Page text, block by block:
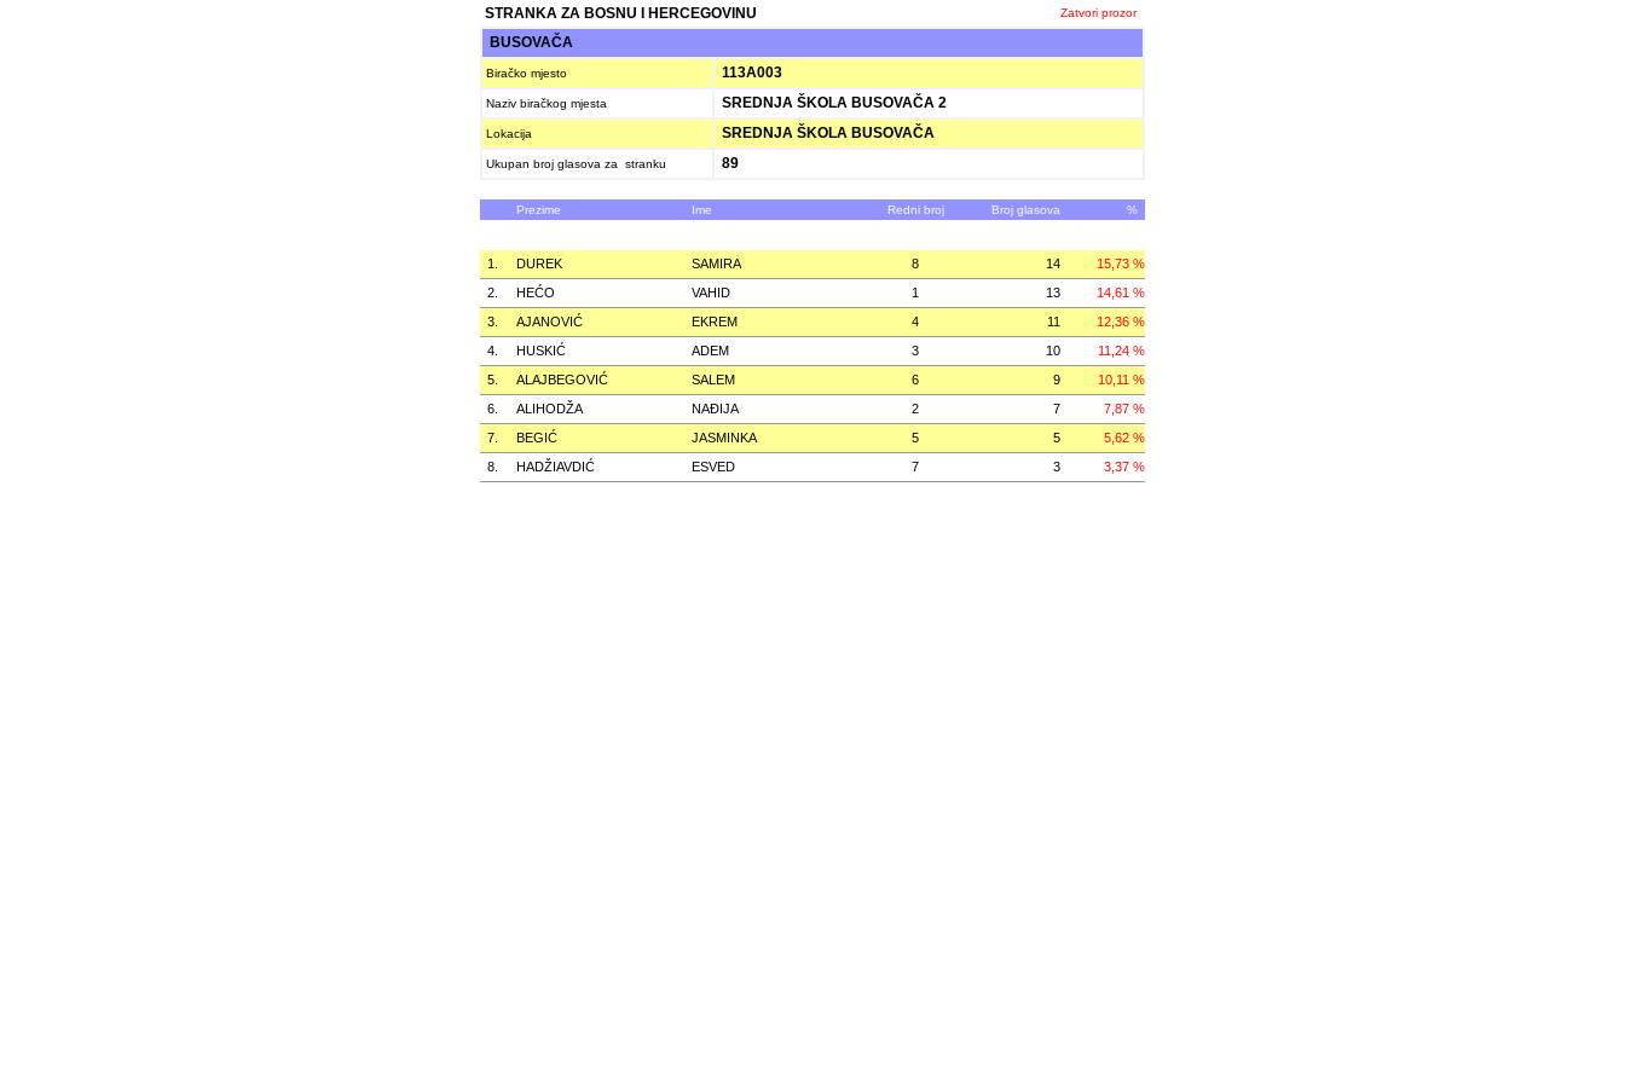
STRANKA ZA BOSNU I HERCEGOVINU Zatvori prozor
BUSOVAČA
Biračko mjesto 113A003
Naziv biračkog mjesta SREDNJA ŠKOLA BUSOVAČA 2
Lokacija SREDNJA ŠKOLA BUSOVAČA
Ukupan broj glasova za stranku 89
Prezime Ime Redni broj Broj glasova %
1. DUREK SAMIRA 8 14
15,73 %
2.
HEĆO VAHID 1 13
14,61 %
3.
AJANOVIĆ EKREM 4 11
12,36 %
4.
HUSKIĆ ADEM 3 10
11,24 %
5.
ALAJBEGOVIĆ SALEM 6 9
10,11 %
6.
ALIHODŽA NAÐIJA 2 7
7,87 %
7.
BEGIĆ JASMINKA 5 5
5,62 %
8.
HADŽIAVDIĆ ESVED 7 3 3,37 %